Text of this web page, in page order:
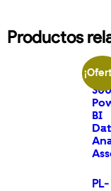
Productos
PL-